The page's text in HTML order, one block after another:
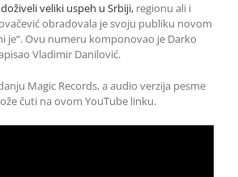
veliki uspeh u Srbiji, regionu ali i
obradovala je svoju publiku novom
je“. Ovu numeru komponovao je Darko
Vladimir Danilović.
Magic Records, a audio verzija pesme
čuti na ovom YouTube linku.